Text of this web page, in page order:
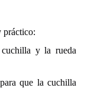
práctico:
y la rueda
que la cuchilla